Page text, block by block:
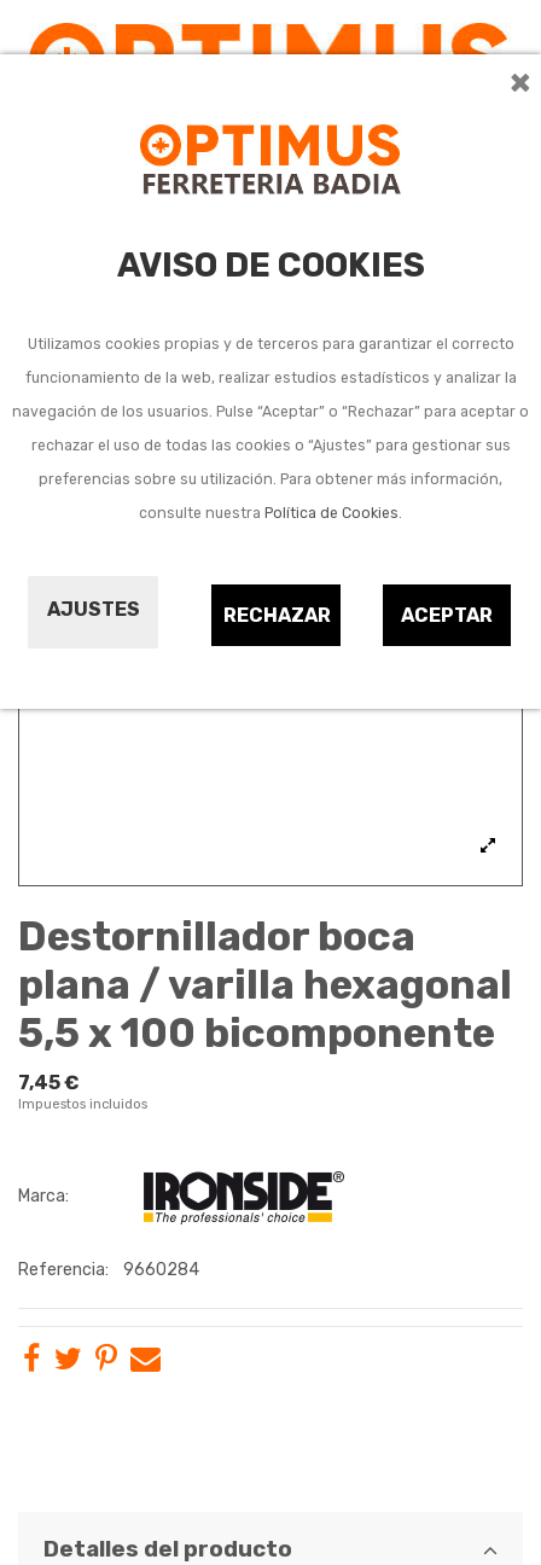
×
AVISO DE COOKIES
Utilizamos cookies propias y de terceros para garantizar el correcto
funcionamiento de la web, realizar estudios estadísticos y analizar la
navegación de los usuarios. Pulse “Aceptar” o “Rechazar” para aceptar o
rechazar el uso de todas las cookies o “Ajustes” para gestionar sus
preferencias sobre su utilización. Para obtener más información,
consulte nuestra Política de Cookies.
AJUSTES ACEPTAR
RECHAZAR
Destornillador boca
plana / varilla hexagonal
5,5 x 100 bicomponente
7,45 €
Impuestos incluidos
Marca:
Referencia: 9660284
Detalles del producto